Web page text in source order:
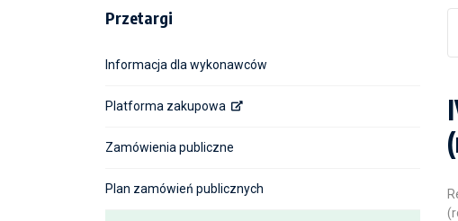
Przetargi
Informacja dla wykonawców
Platforma zakupowa
Zamówienia publiczne
Plan zamówień publicznych